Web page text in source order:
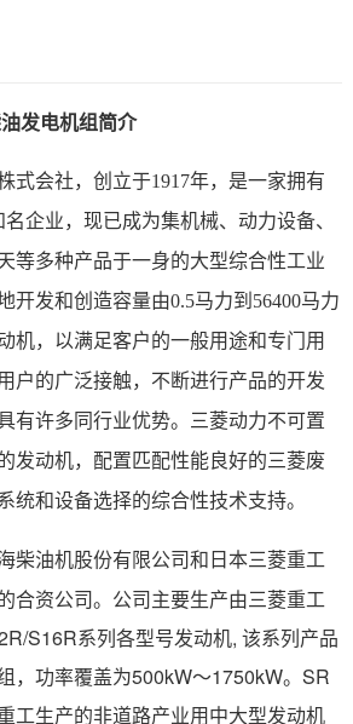
发电机组简介
式会社，创立于1917年， 是一家拥有
企业，现已成为集机械、动力设备、
等多种产品于一身的大型综合性工业
开发和创造容量由0.5马力到56400马力
机，以满足客户的一般用途和专门用
户的广泛接触，不断进行产品的开发
有许多同行业优势。三菱动力不可置
发动机，配置匹配性能良好的三菱废
统和设备选择的综合性技术支持。
柴油机股份有限公司和日本三菱重工
合资公司。 公司主要生产由三菱重工
S16R系列各型号发动机, 该系列产品
，功率覆盖为500kW～1750kW。 SR
工生产的非道路产业用中大型发动机